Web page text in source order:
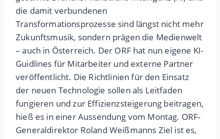
die damit verbundenen
Transformationsprozesse sind längst nicht mehr
Zukunftsmusik, sondern prägen die Medienwelt
– auch in Österreich. Der ORF hat nun eigene KI-
Guidlines für Mitarbeiter und externe Partner
veröffentlicht. Die Richtlinien für den Einsatz
der neuen Technologie sollen als Leitfaden
fungieren und zur Effizienzsteigerung beitragen,
hieß es in einer Aussendung vom Montag. ORF-
Generaldirektor Roland Weißmanns Ziel ist es,